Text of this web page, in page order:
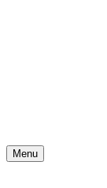
Menu